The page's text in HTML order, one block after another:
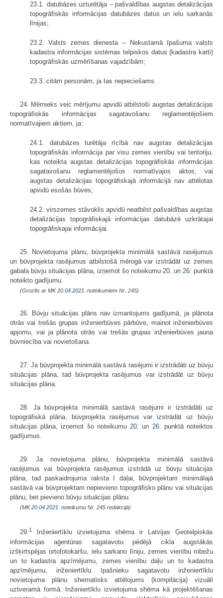
23.1. datubāzes uzturētāja – pašvaldības augstas detalizācijas
topogrāfiskās informācijas datubāzes datus un ielu sarkanās
līnijas;
23.2. Valsts zemes dienesta – Nekustamā īpašuma valsts
kadastra informācijas sistēmas telpiskos datus (kadastra karti)
topogrāfiskās uzmērīšanas vajadzībām;
23.3. citām personām, ja tas nepieciešams.
24. Mērnieks veic mērījumu apvidū atbilstoši augstas detalizācijas
topogrāfiskās informācijas sagatavošanu reglamentējošiem
normatīvajiem aktiem, ja:
24.1. datubāzes turētāja rīcībā nav augstas detalizācijas
topogrāfiskās informācija par visu zemes vienību vai teritoriju,
kas noteikta augstas detalizācijas topogrāfiskās informācijas
sagatavošanu reglamentējošos normatīvajos aktos, vai
augstas detalizācijas topogrāfiskajā informācijā nav attēlotas
apvidū esošās būves;
24.2. virszemes stāvoklis apvidū neatbilst pašvaldības augstas
detalizācijas topogrāfiskajā informācijas datubāzē uzkrātajai
topogrāfiskajai informācijai.
25. Novietojuma plānu, būvprojekta minimālā sastāvā rasējumus
un būvprojekta rasējumus atbilstošā mērogā var izstrādāt uz zemes
gabala būvju situācijas plāna, izņemot šo noteikumu 20. un 26. punktā
noteikto gadījumu.
(Grozīts ar MK20.04.2021. noteikumiem Nr. 245)
26. Būvju situācijas plāns nav izmantojums gadījumā, ja plānota
otrās vai trešās grupas inženierbūves pārbūve, mainot inženierbūves
apjomu, vai ja plānota otrās vai trešās grupas inženierbūves jauna
būvniecība vai novietošana.
27. Ja būvprojekta minimālā sastāvā rasējumi ir izstrādāti uz būvju
situācijas plāna, tad būvprojekta rasējumus var izstrādāt uz būvju
situācijas plāna.
28. Ja būvprojekta minimālā sastāvā rasējumi ir izstrādāti uz
topogrāfiskā plāna, būvprojekta rasējumus var izstrādāt uz būvju
situācijas plāna, izņemot šo noteikumu20.un 26. punktā noteiktos
gadījumus.
29. Ja novietojuma plānu, būvprojekta minimālā sastāvā
rasējumus vai būvprojekta rasējumus izstrādā uz būvju situācijas
plāna, tad paskaidrojuma raksta I daļai, būvprojektam minimālajā
sastāvā vai būvprojektam nepievieno topogrāfisko plānu vai situācijas
plānu, bet pievieno būvju situācijas plānu.
(MK20.04.2021. noteikumu Nr. 245 redakcijā)
29.1
Inženiertīklu izvietojuma shēma ir Latvijas Ģeotelpiskās
informācijas aģentūras sagatavotu pēdējā cikla augstākās
izšķirtspējas ortofotokaršu, ielu sarkano līniju, zemes vienību robežu
un to kadastra apzīmējumu, zemes vienību daļu un to kadastra
apzīmējumu, inženiertīklu īpašnieku sagatavotu inženiertīklu
novietojuma plānu shematisks attēlojums (kompilācija) vizuāli
uztveramā formā. Inženiertīklu izvietojuma shēma kā projektēšanas